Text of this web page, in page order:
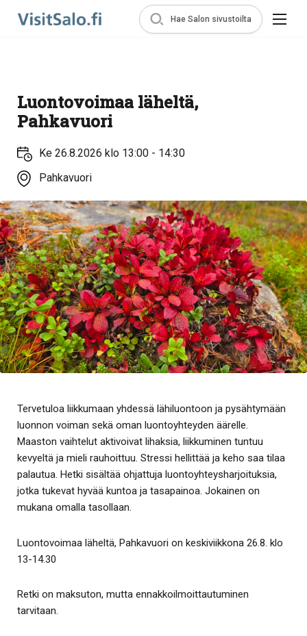
Hae Salon sivustoilta
Luontovoimaa läheltä,
Pahkavuori
Ke 26.8.2026 klo 13:00 - 14:30
Pahkavuori
Tervetuloa liikkumaan yhdessä lähiluontoon ja pysähtymään
luonnon voiman sekä oman luontoyhteyden äärelle.
Maaston vaihtelut aktivoivat lihaksia, liikkuminen tuntuu
kevyeltä ja mieli rauhoittuu. Stressi hellittää ja keho saa tilaa
palautua. Hetki sisältää ohjattuja luontoyhteysharjoituksia,
jotka tukevat hyvää kuntoa ja tasapainoa. Jokainen on
mukana omalla tasollaan.
Luontovoimaa läheltä, Pahkavuori on keskiviikkona 26.8. klo
13-14.30
Retki on maksuton, mutta ennakkoilmoittautuminen
tarvitaan.